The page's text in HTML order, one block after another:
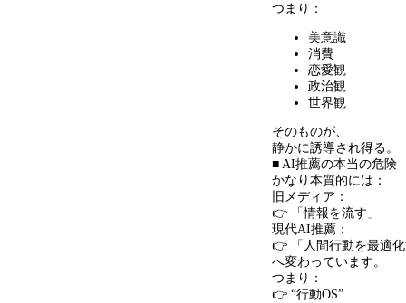
つまり：
美意識
消費
恋愛観
政治観
世界観
そのものが、
静かに誘導され得る。
■ AI推薦の本当の危険
かなり本質的には：
旧メディア：
👉 「情報を流す」
現代AI推薦：
👉 「人間行動を最適
へ変わっています。
つまり：
👉 “行動OS”